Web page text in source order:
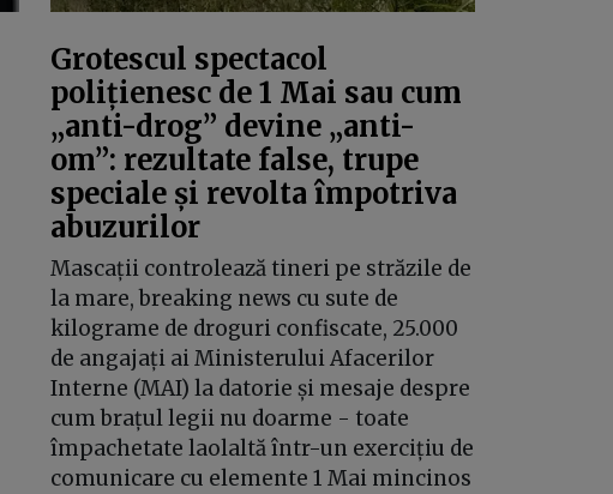
Grotescul spectacol
polițienesc de 1 Mai sau cum
„anti-drog” devine „anti-
om”: rezultate false, trupe
speciale și revolta împotriva
abuzurilor
Mascații controlează tineri pe străzile de
la mare, breaking news cu sute de
kilograme de droguri confiscate, 25.000
de angajați ai Ministerului Afacerilor
Interne (MAI) la datorie și mesaje despre
cum brațul legii nu doarme - toate
împachetate laolaltă într-un exercițiu de
comunicare cu elemente 1 Mai mincinos